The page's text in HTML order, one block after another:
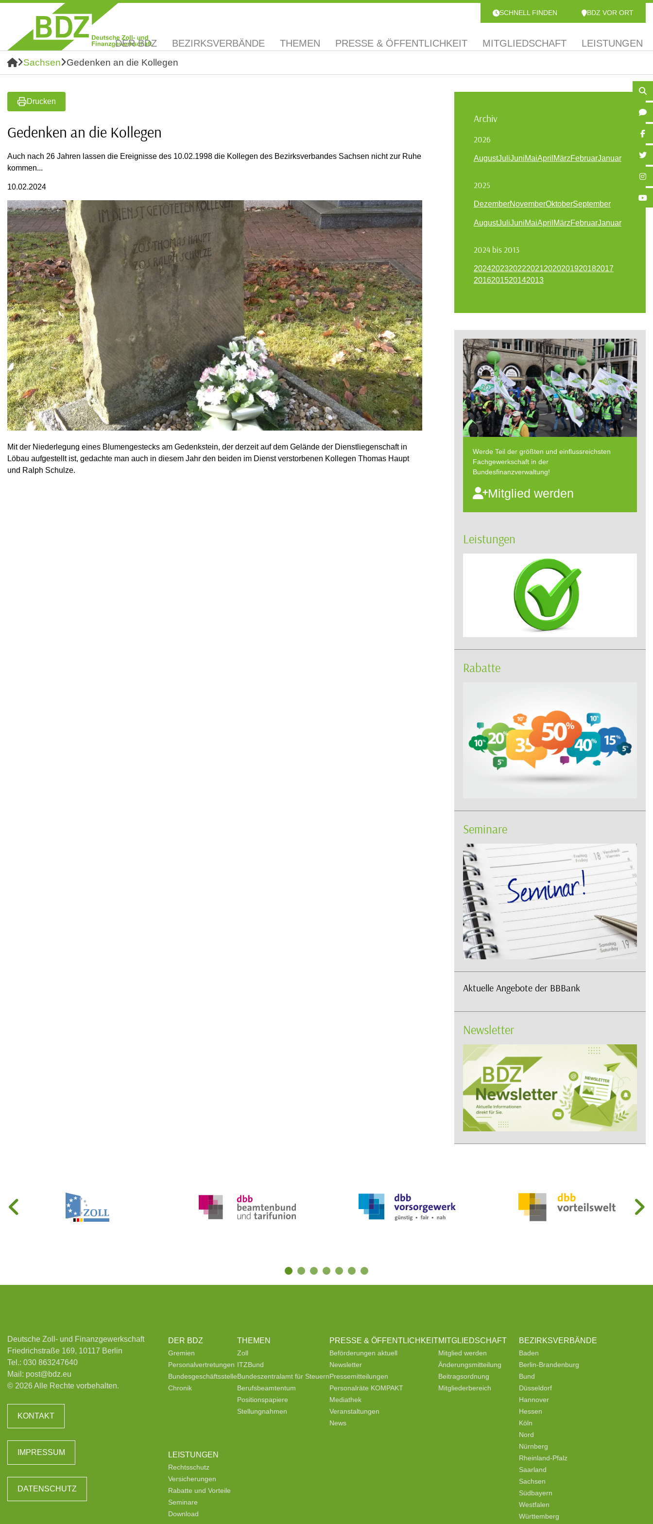
SCHNELL FINDEN BDZ VOR ORT
DER BDZ BEZIRKSVERBÄNDE THEMEN PRESSE & ÖFFENTLICHKEIT MITGLIEDSCHAFT LEISTUNGEN
Sachsen Gedenken an die Kollegen
Drucken
Gedenken an die Kollegen
Auch nach 26 Jahren lassen die Ereignisse des 10.02.1998 die Kollegen des Bezirksverbandes Sachsen nicht zur Ruhe
kommen...
10.02.2024
Mit der Niederlegung eines Blumengestecks am Gedenkstein, der derzeit auf dem Gelände der Dienstliegenschaft in
Löbau aufgestellt ist, gedachte man auch in diesem Jahr den beiden im Dienst verstorbenen Kollegen Thomas Haupt
und Ralph Schulze.
Archiv
2026
AugustJuliJuniMaiApril MärzFebruarJanuar
2025
DezemberNovemberOktoberSeptember
AugustJuliJuniMaiApril MärzFebruarJanuar
2024 bis 2013
20242023202220212020201920182017
2016201520142013
Werde Teil der größten und einflussreichsten
Fachgewerkschaft in der
Bundesfinanzverwaltung!
Mitglied werden
Leistungen
Rabatte
Seminare
Aktuelle Angebote der BBBank
Newsletter
Deutsche Zoll- und Finanzgewerkschaft
Friedrichstraße 169, 10117 Berlin
Tel.: 030 863247640
Mail: post@bdz.eu
© 2026 Alle Rechte vorbehalten.
KONTAKT
IMPRESSUM
DATENSCHUTZ
DER BDZ
Gremien
Personalvertretungen
Bundesgeschäftsstelle
Chronik
THEMEN
Zoll
ITZBund
Bundeszentralamt für Steuern
Berufsbeamtentum
Positionspapiere
Stellungnahmen
PRESSE & ÖFFENTLICHKEIT
Beförderungen aktuell
Newsletter
Pressemitteilungen
Personalräte KOMPAKT
Mediathek
Veranstaltungen
News
MITGLIEDSCHAFT
Mitglied werden
Änderungsmitteilung
Beitragsordnung
Mitgliederbereich
LEISTUNGEN
Rechtsschutz
Versicherungen
Rabatte und Vorteile
Seminare
Download
BEZIRKSVERBÄNDE
Baden
Berlin-Brandenburg
Bund
Düsseldorf
Hannover
Hessen
Köln
Nord
Nürnberg
Rheinland-Pfalz
Saarland
Sachsen
Südbayern
Westfalen
Württemberg